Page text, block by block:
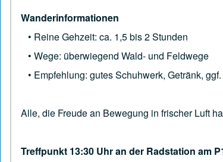
Wanderinformationen
• Reine Gehzeit: ca. 1,5 bis 2 Stunden
• Wege: überwiegend Wald- und Feldwege
• Empfehlung: gutes Schuhwerk, Getränk,
Alle, die Freude an Bewegung in frischer Luft
Treffpunkt 13:30 Uhr an der Radstation am